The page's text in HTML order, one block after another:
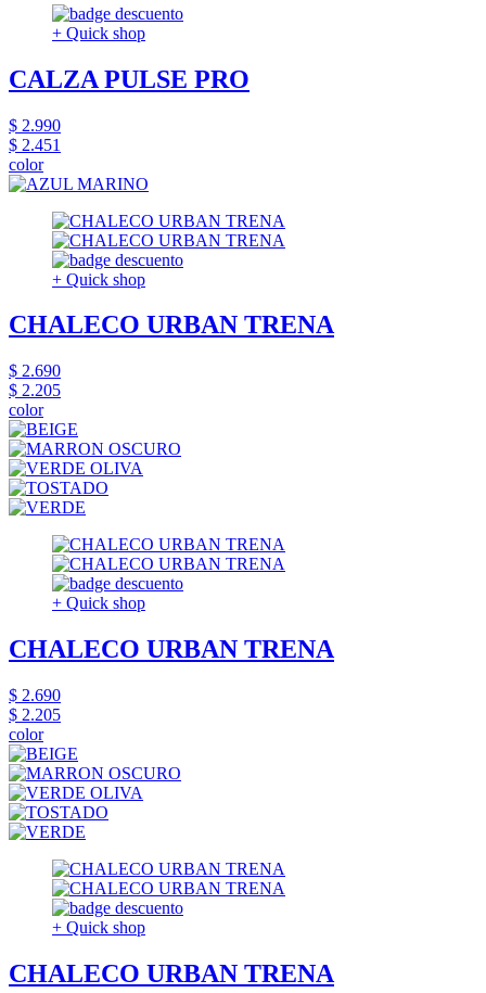
+ Quick shop
CALZA PULSE PRO
$ 2.990
$ 2.451
color
+ Quick shop
CHALECO URBAN TRENA
$ 2.690
$ 2.205
color
+ Quick shop
CHALECO URBAN TRENA
$ 2.690
$ 2.205
color
+ Quick shop
CHALECO URBAN TRENA